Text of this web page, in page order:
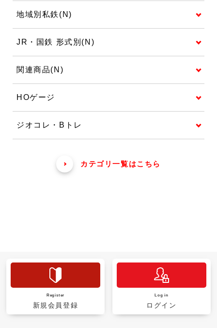
地域別私鉄(N)
JR・国鉄 形式別(N)
関連商品(N)
HOゲージ
ジオコレ・Bトレ
カテゴリ一覧はこちら
Register
新規会員登録
Log in
ログイン